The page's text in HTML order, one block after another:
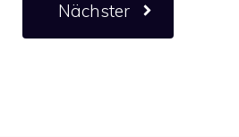
Nächster